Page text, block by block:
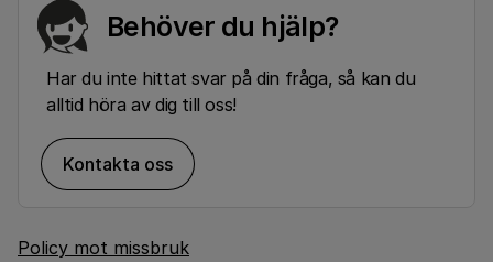
Behöver du hjälp?
Har du inte hittat svar på din fråga, så kan du
alltid höra av dig till oss!
Kontakta oss
Policy mot missbruk